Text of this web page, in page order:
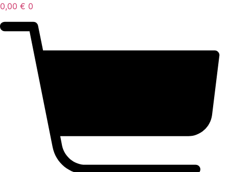
0,00 € 0